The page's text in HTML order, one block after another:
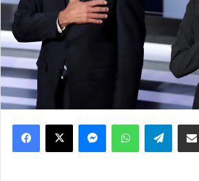
WhatsApp Telegram